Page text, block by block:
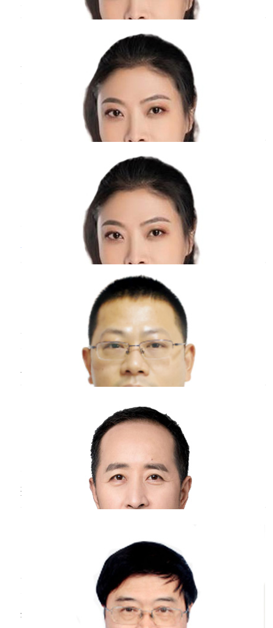
要教育其养成良好的饮食习惯，多吃蔬菜水
果，保证营养均衡。
体位调整：睡眠时可将孩子的上半身适当抬
高，呈半卧位，这样有助于呼吸道分泌物引
流，减轻夜间咳嗽症状。不同年龄段的孩子体
位调整的方式略有不同，婴幼儿可以用枕头适
当垫高上半身，但要注意安全，防止枕头滑落
导致窒息；年长儿可以选择合适的枕头高度来
感染因素：如果是病毒感染引起的感冒咳嗽，
一般以对症治疗为主，可适当使用一些缓解咳
嗽症状的药物，但要避免使用不适合儿童的药
物；如果是细菌感染，需要在医生指导下使用
抗生素。例如，对于明确细菌感染的儿童
合并感冒咳嗽的情况，需要合理选用敏感抗生
素进行治疗，但要严格遵循儿童用药的剂量和
禁忌，因为儿童的肝肾功能尚未发育完全，一
些抗生素可能会对其产生不良影响。
过敏因素：明确过敏原因后，要避免孩子接触
过敏原。如果咳嗽症状明显，可在医生指导下
使用抗过敏药物，如抗组胺药等。但要注意抗
用时要特别谨慎，选择合适的剂型和剂量。
气道异物：一旦怀疑有气道异物，需要及时通
过支气管镜等检查手段取出异物，以解除气道
梗阻，缓解咳嗽症状。对于不同年龄的孩子，
支气管镜检查的操作难度和风险有所不同，低
龄儿童操作相对更具挑战性，需要经验丰富的
三、特殊人群（儿童）的温馨提示
1.低龄婴幼儿：家长要密切观察孩子的精神状
态、呼吸频率等情况，因为低龄婴幼儿病情变
化较快。如果孩子出现呼吸急促、口唇发绀、
精神萎靡等情况，要立即就医。同时，在护理
感冒发生在心脏系统发育的时期，病毒感染可能
会影响宝宝心血管系统的发育，应当关注一下。
三甲
清宫后感冒可能是细菌感染而造成的，可以服用
一些头孢或是青霉素等抗生素类的药物来控制感
染情况。清宫后病人的抵抗力比较弱，容易遭受
病毒的感染，病毒感染而造成的感冒现象，可以
服用阿昔洛韦或是双黄连口服液等抗病毒类的药
物进行治疗。如果感冒的症状比较严重，表现出
了头痛和发热的现象，可以使用对乙酰氨基酚或
感冒了，对胎儿有影响吗？
三甲
刚刚怀孕就感冒，肯定是会对胎儿有影响的，因
为感冒大多数是病毒感冒造成来的，在怀孕的早
期如果得了病毒性感冒或者是吃了抗病毒的药，
有可能会造成胎儿畸形。因此在怀孕的初期，如
果得了感冒需要造成重视，要到医院产科进行相
关检查，明确感冒原因再对症处理。在整个孕期
要按时进行产检。
感冒 和新型冠状病毒的区别？
六安市人民医院
三甲
生活中最多见的感冒是由鼻病毒、呼吸道合
胞病毒、多见冠状病毒等感染造成的，症状轻
微，主要包括流鼻涕、头痛、咳嗽、喉咙痛、发
烧等。新型冠状病毒感染后的典型症状，以发热
为主，同时会表现出乏力，干咳，进行性呼吸困
难，部分病人症状较轻，无明显发热，少数病人
感染后症状较重，可迅速表现出急性呼吸窘迫综
新冠状病毒与感冒区别？
江苏省人民医院
三甲
新型冠状病毒和感冒的主要区别有以下几
点：1、新型冠状病毒的病人正常有明确的流行
病学因素，而感冒并没有这些。2、新型冠状病
毒感染，在临床症状上，主要以发热干咳为主，
而感冒主要以呼吸道的症状，以及鼻部的症状为
主。3、新型冠状病毒感染，在影像学上能够有
病毒 血常规指标？
病毒感冒时，血常规主要看的项目包括白细
胞数目，中性粒细胞百分比，淋巴细胞百分比在
化验单上，英文分别对应WBC，NEUT%，
LYM％。一般来说，病毒性感冒病人的血常规里
边，白细胞总数在正常范围内，中性粒细胞百分
坐月子期间可以吃感冒药吗？